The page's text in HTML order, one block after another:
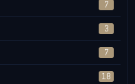
7
3
7
18